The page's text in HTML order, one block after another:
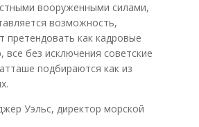
вооруженными силами,
возможность,
претендовать как кадровые
без исключения советские
подбираются как из
Уэльс, директор морской